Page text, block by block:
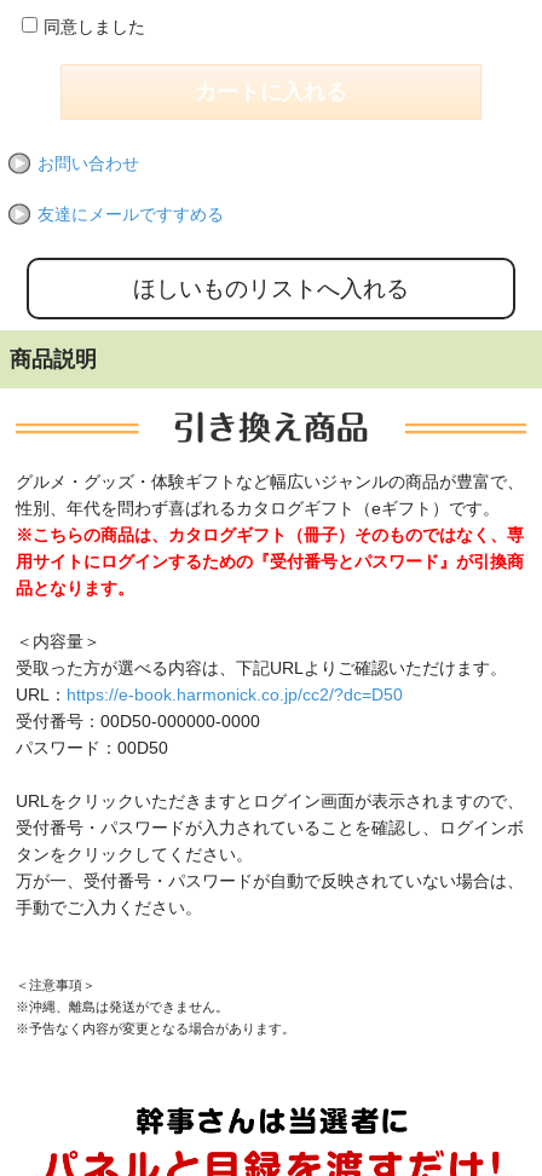
同意しました
お問い合わせ
友達にメールですすめる
商品説明
グルメ・グッズ・体験ギフトなど幅広いジャンルの商品が豊富で、
性別、年代を問わず喜ばれるカタログギフト（eギフト）です。
※こちらの商品は、カタログギフト（冊子）そのものではなく、専
用サイトにログインするための『受付番号とパスワード』が引換商
品となります。
＜内容量＞
受取った方が選べる内容は、下記URLよりご確認いただけます。
URL： https://e-book.harmonick.co.jp/cc2/?dc=D50
受付番号：00D50-000000-0000
パスワード：00D50
URLをクリックいただきますとログイン画面が表示されますので、
受付番号・パスワードが入力されていることを確認し、ログインボ
タンをクリックしてください。
万が一、受付番号・パスワードが自動で反映されていない場合は、
手動でご入力ください。
＜注意事項＞
※沖縄、離島は発送ができません。
※予告なく内容が変更となる場合があります。